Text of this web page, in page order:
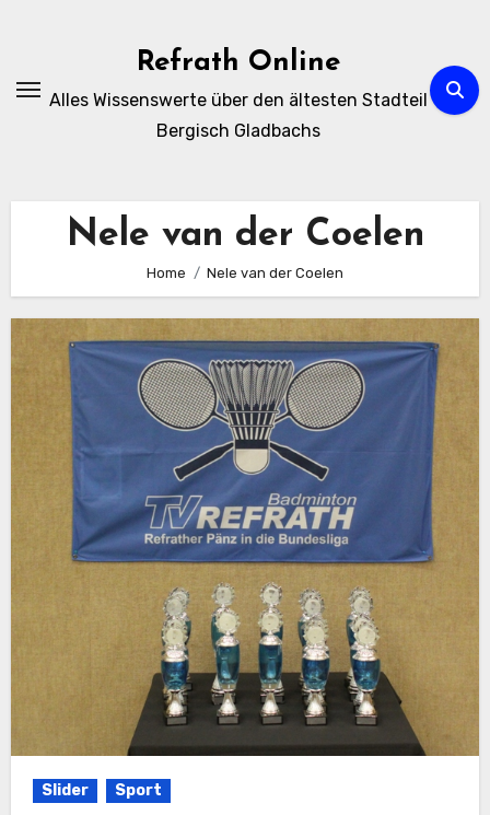
Refrath Online
Alles Wissenswerte über den ältesten Stadteil
Bergisch Gladbachs
Nele van der Coelen
Home Nele van der Coelen
Slider Sport